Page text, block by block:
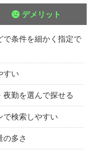
デメリット
で条件を細かく指定で
すい
勤を選んで探せる
で検索しやすい
の多さ